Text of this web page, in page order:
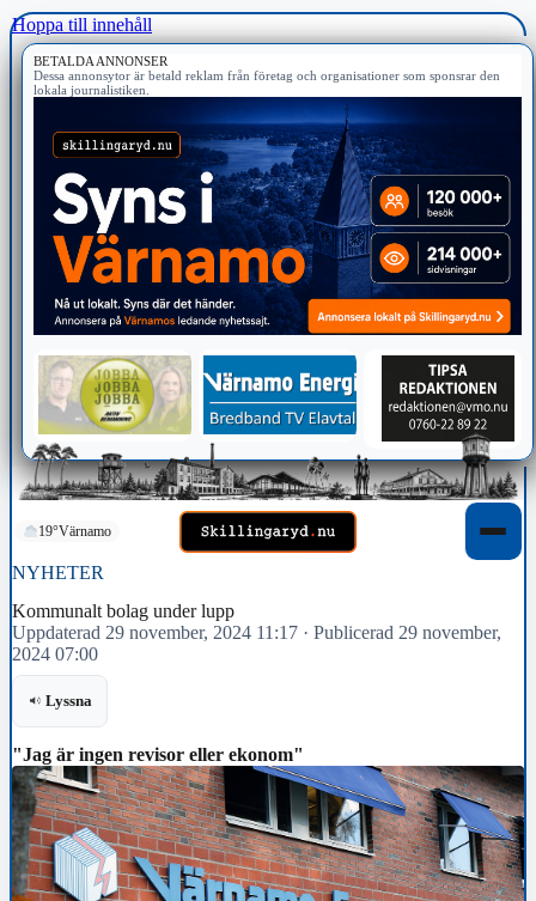
Hoppa till innehåll
BETALDA ANNONSER
Dessa annonsytor är betald reklam från företag och organisationer som sponsrar den
lokala journalistiken.
19°Värnamo
NYHETER
Kommunalt bolag under lupp
Uppdaterad 29 november, 2024 11:17 · Publicerad 29 november,
2024 07:00
Lyssna
"Jag är ingen revisor eller ekonom"